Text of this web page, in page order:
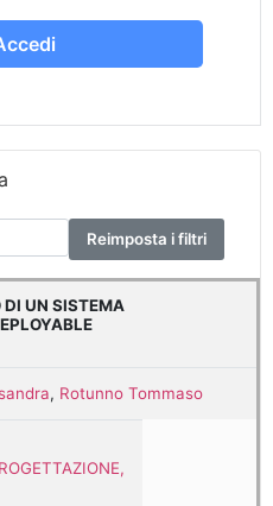
Reimposta i filtri
UN SISTEMA
, Rotunno Tommaso